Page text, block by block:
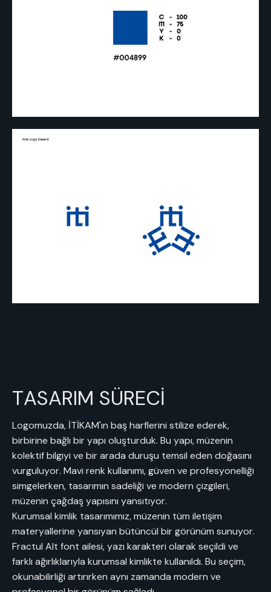
TASARIM SÜRECİ
Logomuzda, İTİKAM'ın baş harflerini stilize ederek,
birbirine bağlı bir yapı oluşturduk. Bu yapı, müzenin
kolektif bilgiyi ve bir arada duruşu temsil eden doğasını
vurguluyor. Mavi renk kullanımı, güven ve profesyonelliği
simgelerken, tasarımın sadeliği ve modern çizgileri,
müzenin çağdaş yapısını yansıtıyor.
Kurumsal kimlik tasarımımız, müzenin tüm iletişim
materyallerine yansıyan bütüncül bir görünüm sunuyor.
Fractul Alt font ailesi, yazı karakteri olarak seçildi ve
farklı ağırlıklarıyla kurumsal kimlikte kullanıldı. Bu seçim,
okunabilirliği artırırken aynı zamanda modern ve